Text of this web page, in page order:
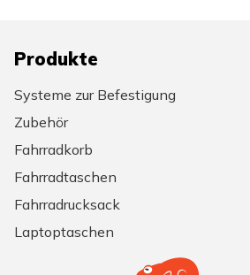
Produkte
Systeme zur Befestigung
Zubehör
Fahrradkorb
Fahrradtaschen
Fahrradrucksack
Laptoptaschen